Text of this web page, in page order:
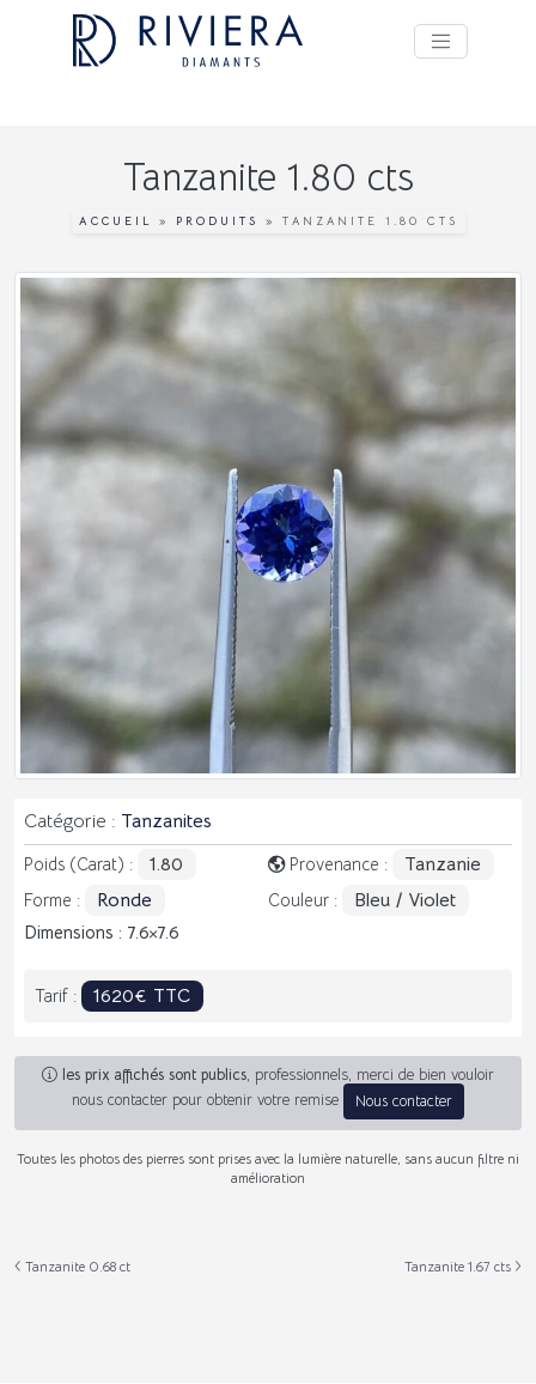
Tanzanite 1.80 cts
ACCUEIL » PRODUITS » TANZANITE 1.80 CTS
Catégorie : Tanzanites
Poids (Carat) : 1.80 Provenance : Tanzanie
Forme : Ronde Couleur : Bleu / Violet
Dimensions : 7.6 7.6
Tarif : 1620€ TTC
les prix affichés sont publics, professionnels, merci de bien vouloir
nous contacter pour obtenir votre remise
Nous contacter
Toutes les photos des pierres sont prises avec la lumière naturelle, sans aucun filtre ni
amélioration
Tanzanite 0.68 ct Tanzanite 1.67 cts